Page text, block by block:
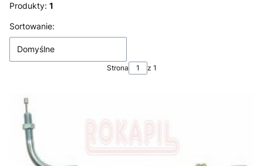
Produkty: 1
Lista produktów
Sortowanie:
Domyślne
Strona z 1